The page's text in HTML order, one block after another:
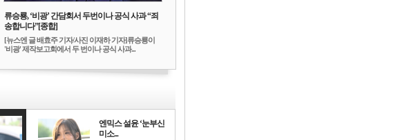
류승룡, ‘비광’ 간담회서 두번이나 공식 사과 “죄
송합니다”[종합]
[뉴스엔 글 배효주 기자/사진 이재하 기자]류승룡이
'비광' 제작보고회에서 두 번이나 공식 사과...
엔믹스 설윤 ‘눈부신
미소...